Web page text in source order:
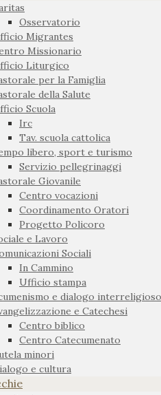
Osservatorio
Migrantes
Missionario
Liturgico
per la Famiglia
della Salute
Scuola
Irc
Tav. scuola cattolica
libero, sport e turismo
Servizio pellegrinaggi
Giovanile
Centro vocazioni
Coordinamento Oratori
Progetto Policoro
e Lavoro
Sociali
In Cammino
Ufficio stampa
e dialogo interreligioso
e Catechesi
Centro biblico
Centro Catecumenato
minori
e cultura